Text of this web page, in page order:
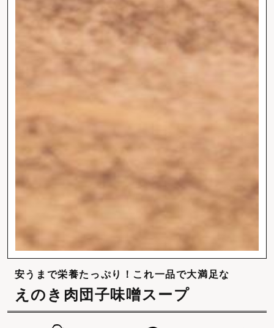
安うまで栄養たっぷり！これ一品で大満足な
えのき肉団子味噌スープ